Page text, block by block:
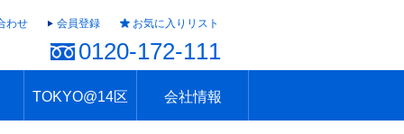
わせ 会員登録 お気に入りリスト
0120-172-111
TOKYO@14区 会社情報